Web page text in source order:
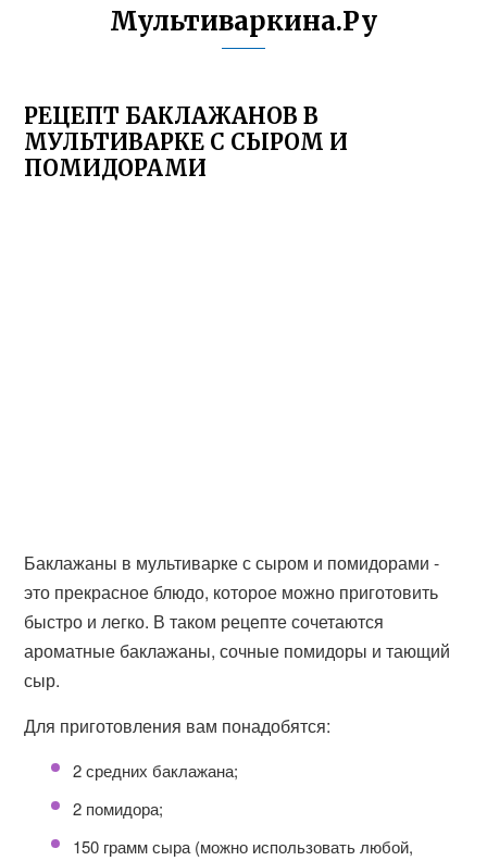
Мультиваркина.Ру
РЕЦЕПТ БАКЛАЖАНОВ В
МУЛЬТИВАРКЕ С СЫРОМ И
ПОМИДОРАМИ
Баклажаны в мультиварке с сыром и помидорами -
это прекрасное блюдо, которое можно приготовить
быстро и легко. В таком рецепте сочетаются
ароматные баклажаны, сочные помидоры и тающий
сыр.
Для приготовления вам понадобятся:
2 средних баклажана;
2 помидора;
150 грамм сыра (можно использовать любой,